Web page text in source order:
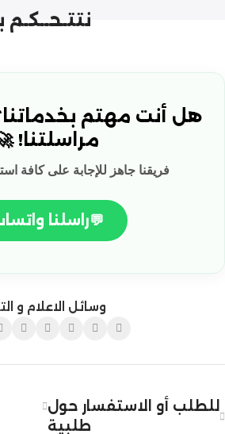
نتتـحــكـم
هل أنت مهتم
مراسلتنا!
فريقنا جاهز للإجابة على كافة
💬راسلنا
وسائل الاعلام و
للطلب أو الاستفسار حول
طلبية